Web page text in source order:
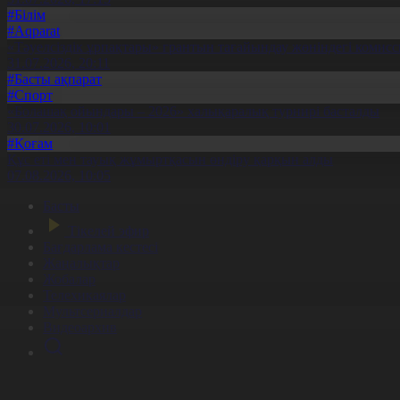
#Білім
#Aqparat
«Тәуелсіздік ұрпақтары» грантын тағайындау жөніндегі
31.07.2026, 20:11
#Басты ақпарат
#Спорт
«Болашақ ойындары – 2026» халықаралық турнирі басталды
30.07.2026, 10:01
#Қоғам
Құс еті мен тауық жұмыртқасын өндіру қарқын алды
07.08.2026, 10:05
Басты
Тікелей эфир
Бағдарлама кестесі
Мультсериалдар